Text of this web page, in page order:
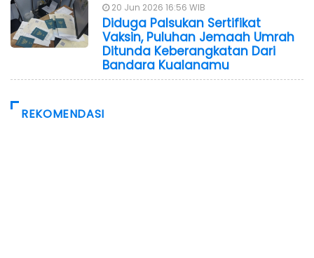
20 Jun 2026 16:56 WIB
Diduga Palsukan Sertifikat
Vaksin, Puluhan Jemaah Umrah
Ditunda Keberangkatan Dari
Bandara Kualanamu
REKOMENDASI